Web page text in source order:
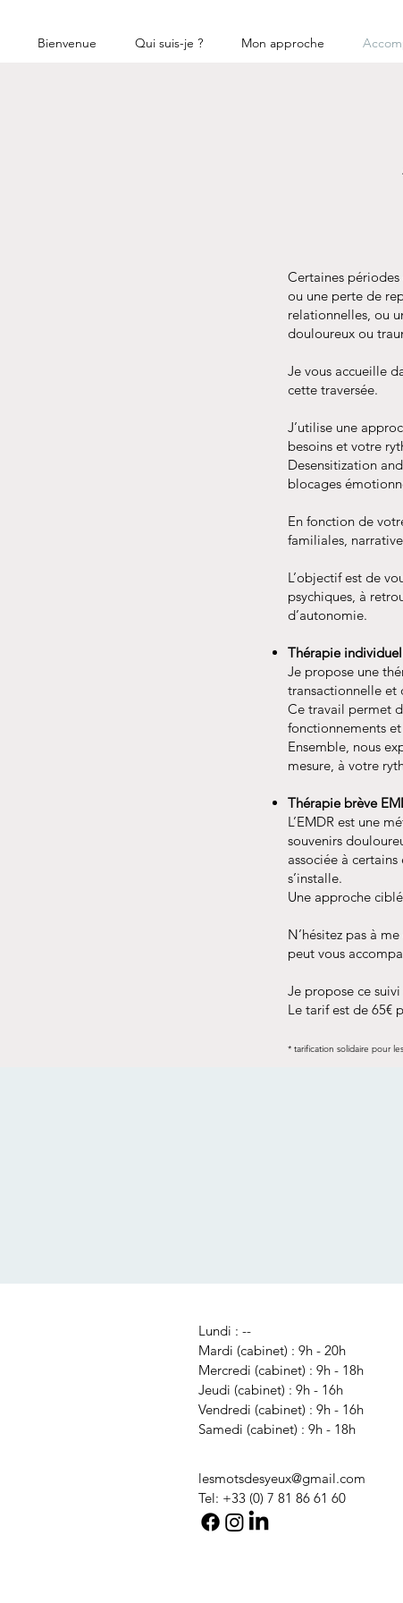
Bienvenue Qui suis-je ? Mon approche
Certaines
ou une perte de
relationnelles, ou
douloureux ou
Je vous accueille
cette traversée.
J’utilise une
besoins et votre
Desensitization
blocages
En fonction de
familiales,
L’objectif est de
psychiques, à
d’autonomie.
Thérapie
Je propose une
transactionnelle et
Ce travail permet
fonctionnements et
Ensemble, nous
mesure, à votre
Thérapie brève
L’EMDR est une
souvenirs
associée à
s’installe.
Une approche
N’hésitez pas à
peut vous
Je propose ce suivi
Le tarif est de 65€
* tarification solidaire pour
lesmotsdesyeux@gmail.com
Tel: +33 (0) 7 81 86 61 60
Lundi : --
Mardi (cabinet) : 9h - 20h
Mercredi (cabinet) : 9h - 18h
Jeudi (cabinet) : 9h - 16h
Vendredi (cabinet) : 9h - 16h
Samedi (cabinet) : 9h - 18h